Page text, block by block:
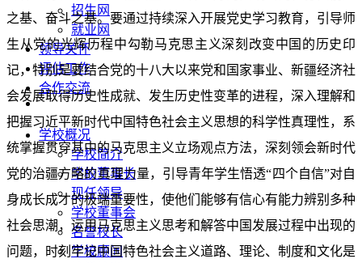
招生网
就业网
领导关怀
评估工作
合作交流
学校概况
学校简介
学校董事长
现任领导
学校董事会
名誉校长
学校顾问
之基、奋斗之基。要通过持续深入开展党史学习教育，引导师
生从党的光辉历程中勾勒马克思主义深刻改变中国的历史印
记，特别是要结合党的十八大以来党和国家事业、新疆经济社
会发展取得历史性成就、发生历史性变革的进程，深入理解和
把握习近平新时代中国特色社会主义思想的科学性真理性，系
统掌握贯穿其中的马克思主义立场观点方法，深刻领会新时代
党的治疆方略的真理力量，引导青年学生悟透“四个自信”对自
身成长成才的极端重要性，使他们能够有信心有能力辨别多种
社会思潮，运用马克思主义思考和解答中国发展过程中出现的
问题，时刻牢记中国特色社会主义道路、理论、制度和文化是